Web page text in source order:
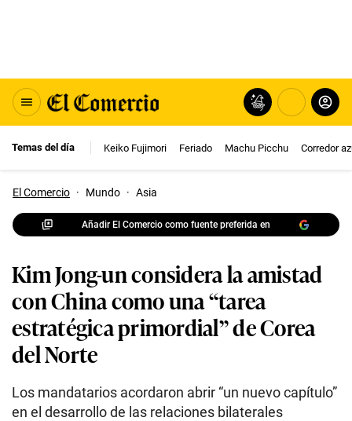
Temas del día Keiko Fujimori Feriado Machu Picchu Corredor
El Comercio · Mundo · Asia
Añadir El Comercio como fuente preferida en
Kim Jong-un considera la amistad
con China como una “tarea
estratégica primordial” de Corea
del Norte
Los mandatarios acordaron abrir “un nuevo capítulo”
en el desarrollo de las relaciones bilaterales